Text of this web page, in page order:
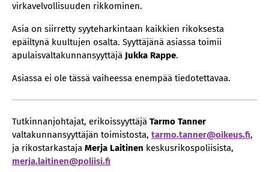
virkavelvollisuuden rikkominen.
Asia on siirretty syyteharkintaan kaikkien rikoksesta
epäiltynä kuultujen osalta. Syyttäjänä asiassa toimii
apulaisvaltakunnansyyttäjä Jukka Rappe.
Asiassa ei ole tässä vaiheessa enempää tiedotettavaa.
Tutkinnanjohtajat, erikoissyyttäjä Tarmo Tanner
valtakunnansyyttäjän toimistosta, tarmo.tanner@oikeus.fi,
ja rikostarkastaja Merja Laitinen keskusrikospoliisista,
merja.laitinen@poliisi.fi